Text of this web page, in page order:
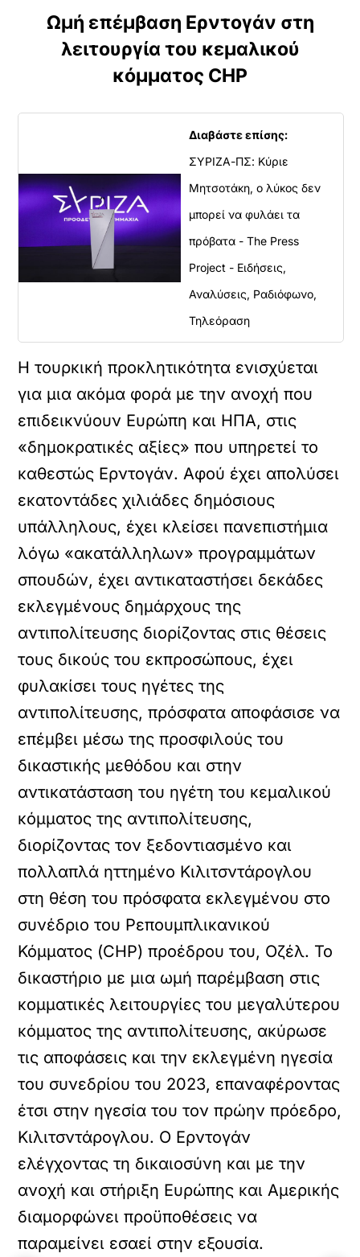
Ωμή επέμβαση Ερντογάν στη
λειτουργία του κεμαλικού
κόμματος CHP
Διαβάστε επίσης:
ΣΥΡΙΖΑ-ΠΣ: Κύριε
Μητσοτάκη, ο λύκος δεν
μπορεί να φυλάει τα
πρόβατα - The Press
Project - Ειδήσεις,
Αναλύσεις, Ραδιόφωνο,
Τηλεόραση
Η τουρκική προκλητικότητα ενισχύεται
για μια ακόμα φορά με την ανοχή που
επιδεικνύουν Ευρώπη και ΗΠΑ, στις
«δημοκρατικές αξίες» που υπηρετεί το
καθεστώς Ερντογάν. Αφού έχει απολύσει
εκατοντάδες χιλιάδες δημόσιους
υπάλληλους, έχει κλείσει πανεπιστήμια
λόγω «ακατάλληλων» προγραμμάτων
σπουδών, έχει αντικαταστήσει δεκάδες
εκλεγμένους δημάρχους της
αντιπολίτευσης διορίζοντας στις θέσεις
τους δικούς του εκπροσώπους, έχει
φυλακίσει τους ηγέτες της
αντιπολίτευσης, πρόσφατα αποφάσισε να
επέμβει μέσω της προσφιλούς του
δικαστικής μεθόδου και στην
αντικατάσταση του ηγέτη του κεμαλικού
κόμματος της αντιπολίτευσης,
διορίζοντας τον ξεδοντιασμένο και
πολλαπλά ηττημένο Κιλιτσντάρογλου
στη θέση του πρόσφατα εκλεγμένου στο
συνέδριο του Ρεπουμπλικανικού
Κόμματος (CHP) προέδρου του, Οζέλ. Το
δικαστήριο με μια ωμή παρέμβαση στις
κομματικές λειτουργίες του μεγαλύτερου
κόμματος της αντιπολίτευσης, ακύρωσε
τις αποφάσεις και την εκλεγμένη ηγεσία
του συνεδρίου του 2023, επαναφέροντας
έτσι στην ηγεσία του τον πρώην πρόεδρο,
Κιλιτσντάρογλου. Ο Ερντογάν
ελέγχοντας τη δικαιοσύνη και με την
ανοχή και στήριξη Ευρώπης και Αμερικής
διαμορφώνει προϋποθέσεις να
παραμείνει εσαεί στην εξουσία.